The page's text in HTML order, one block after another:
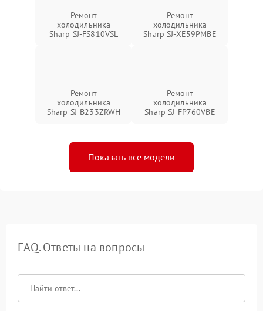
Ремонт
холодильника
Sharp SJ-FS810VSL
Ремонт
холодильника
Sharp SJ-XE59PMBE
Ремонт
холодильника
Sharp SJ-B233ZRWH
Ремонт
холодильника
Sharp SJ-FP760VBE
Показать все модели
FAQ. Ответы на вопросы